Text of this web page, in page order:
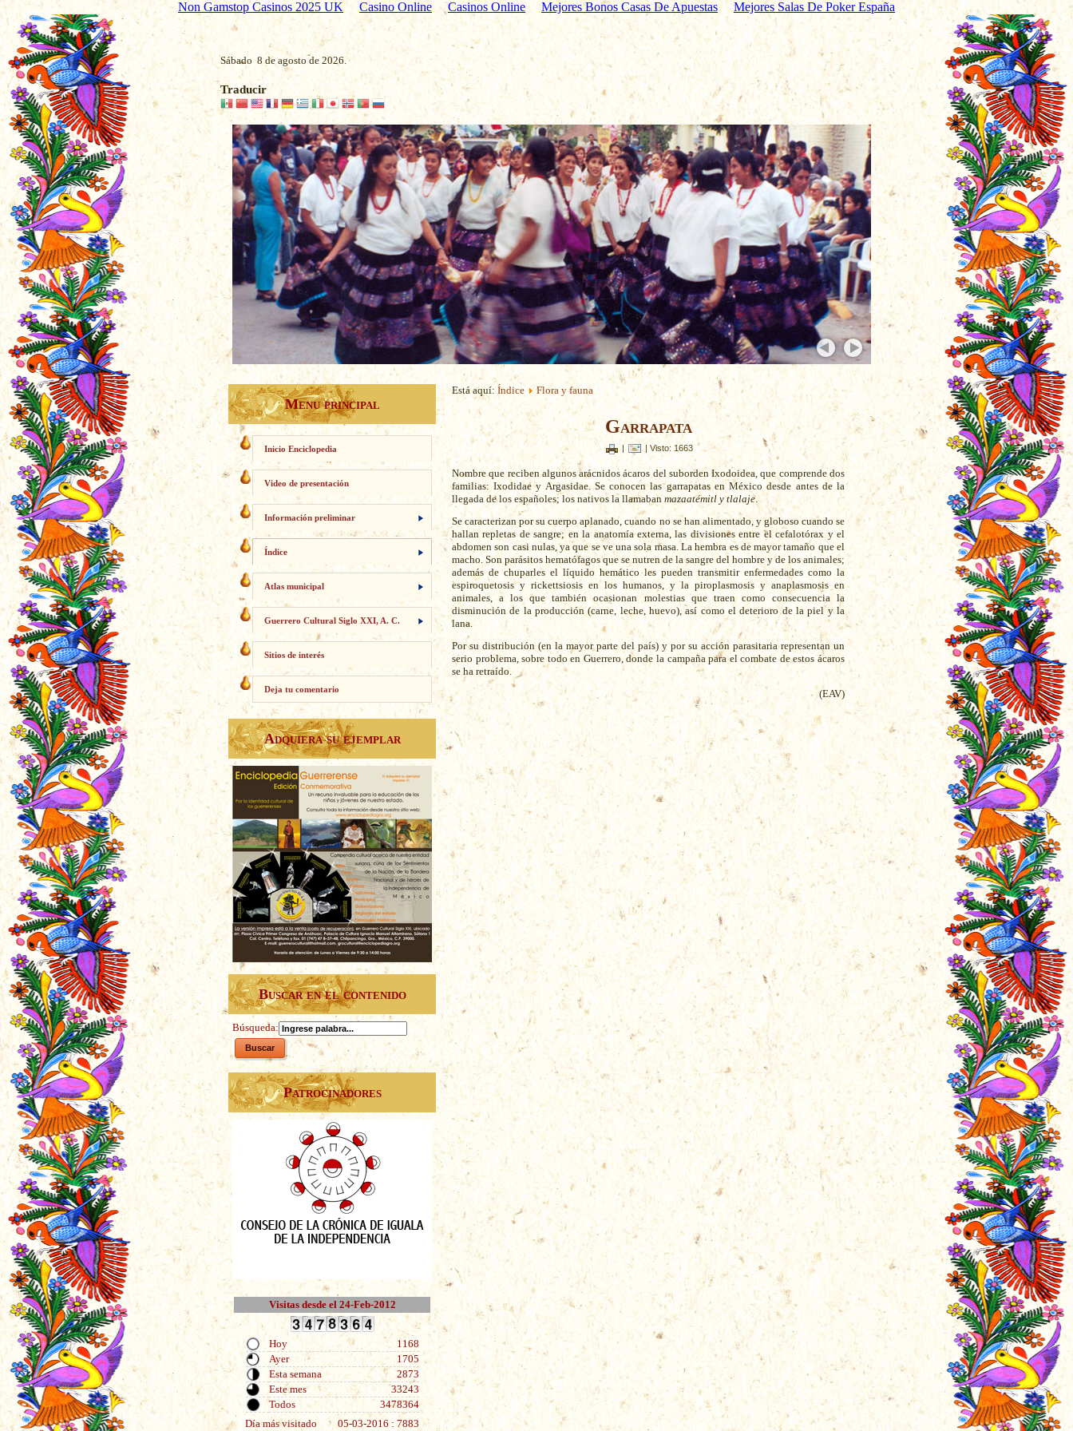
Non Gamstop Casinos 2025 UK Casino Online Casinos Online Mejores Bonos Casas De Apuestas Mejores Salas De Poker España
Sábado 8 de agosto de 2026.
Traducir
Menu principal
Inicio Enciclopedia
Video de presentación
Información preliminar
Índice
Atlas municipal
Guerrero Cultural Siglo XXI, A. C.
Sitios de interés
Deja tu comentario
Adquiera su ejemplar
Buscar en el contenido
Búsqueda:
Patrocinadores
Visitas desde el 24-Feb-2012
Hoy
1168
Ayer
1705
Esta semana
2873
Este mes
33243
Todos
3478364
Día más visitado
05-03-2016 : 7883
Está aquí: Índice Flora y fauna
Garrapata
| | Visto: 1663
Nombre que reciben algunos arácnidos ácaros del suborden Ixodoidea, que comprende dos
familias: Ixodidae y Argasidae. Se conocen las garrapatas en México desde antes de la
llegada de los españoles; los nativos la llamabanmazaatémitl y tlalaje.
Se caracterizan por su cuerpo aplanado, cuando no se han alimentado, y globoso cuando se
hallan repletas de sangre; en la anatomía externa, las divisiones entre el cefalotórax y el
abdomen son casi nulas, ya que se ve una sola masa. La hembra es de mayor tamaño que el
macho. Son parásitos hematófagos que se nutren de la sangre del hombre y de los animales;
además de chuparles el líquido hemático les pueden transmitir enfermedades como la
espiroquetosis y rickettsiosis en los humanos, y la piroplasmosis y anaplasmosis en
animales, a los que también ocasionan molestias que traen como consecuencia la
disminución de la producción (carne, leche, huevo), así como el deterioro de la piel y la
lana.
Por su distribución (en la mayor parte del país) y por su acción parasitaria representan un
serio problema, sobre todo en Guerrero, donde la campaña para el combate de estos ácaros
se ha retraído.
(EAV)